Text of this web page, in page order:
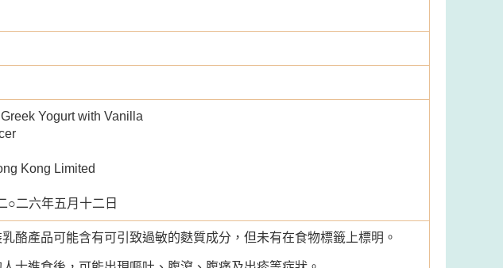
Yogurt with Vanilla
Kong Limited
○二六年五月十二日
酪產品可能含有可引致過敏的麩質成分，但未有在食物標籤上標明。